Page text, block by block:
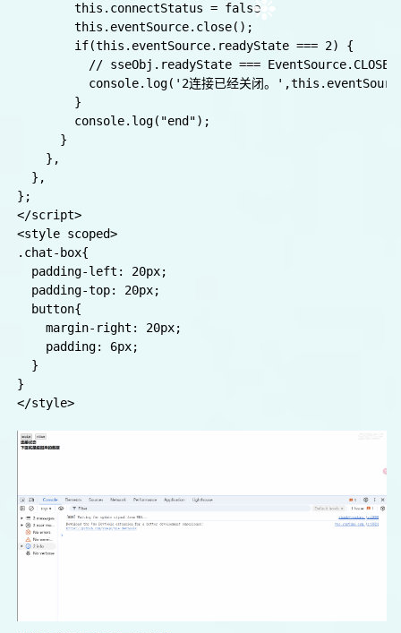
        const data = JSON.parse(event.data);
        this.list.push(data.content);
        console.log("这次消息推送的内容event:", event);
      sseObj.onerror = (e) => {
        console.log("error", e);
    endConnectHandler() {
      if(this.eventSource){
        this.connectStatus = false
        this.eventSource.close();
        if(this.eventSource.readyState === 2) {
// sseObj.readyState === EventSource.CLOSED
console.log('2连接已经关闭。
        }
        console.log("end");
      }
    },
  },
};
</script>
.chat-box{
  button{
    margin-right: 20px;
    padding: 6px;
  }